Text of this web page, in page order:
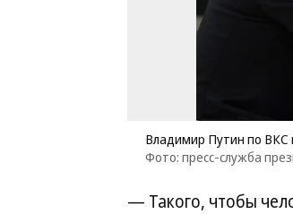
Владимир Путин по ВКС
Фото: пресс-служба
— Такого, чтобы